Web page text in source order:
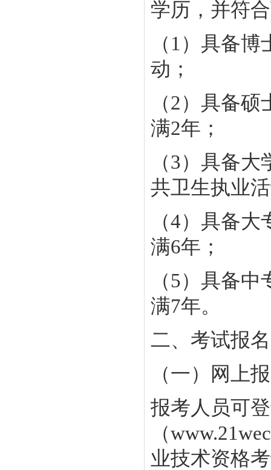
学历，并符
（1）具备
动；
（2）具备
满2年；
（3）具备
共卫生执业
（4）具备
满6年；
（5）具备
满7年。
二、考试报名
（一）网上
报考人员可
（
业技术资格